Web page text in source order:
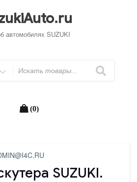
автомобилях SUZUKI
(0)
SUZUKI.